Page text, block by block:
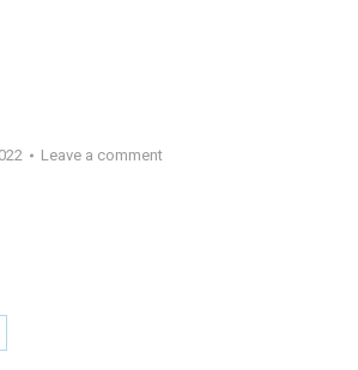
Leave a comment